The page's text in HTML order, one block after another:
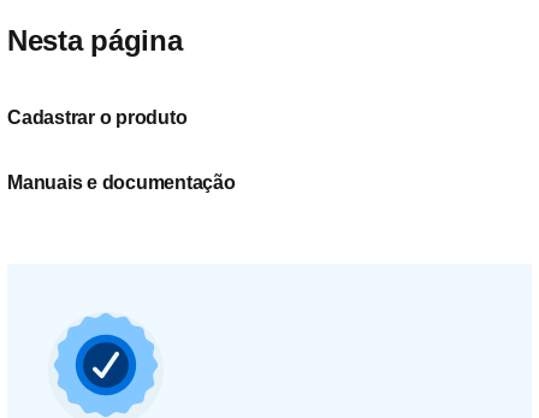
Nesta página
Cadastrar o produto
Manuais e documentação